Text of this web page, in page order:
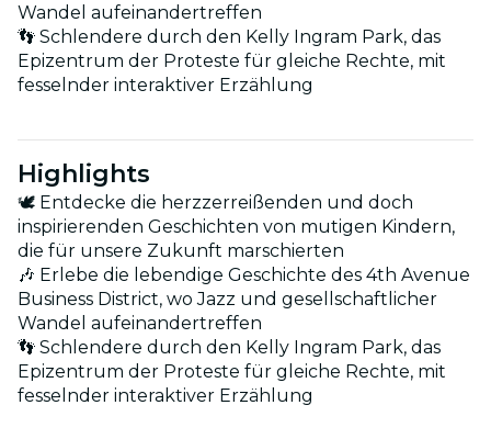
Wandel aufeinandertreffen
👣 Schlendere durch den Kelly Ingram Park, das
Epizentrum der Proteste für gleiche Rechte, mit
fesselnder interaktiver Erzählung
Highlights
🕊 Entdecke die herzzerreißenden und doch
inspirierenden Geschichten von mutigen Kindern,
die für unsere Zukunft marschierten
🎶 Erlebe die lebendige Geschichte des 4th Avenue
Business District, wo Jazz und gesellschaftlicher
Wandel aufeinandertreffen
👣 Schlendere durch den Kelly Ingram Park, das
Epizentrum der Proteste für gleiche Rechte, mit
fesselnder interaktiver Erzählung